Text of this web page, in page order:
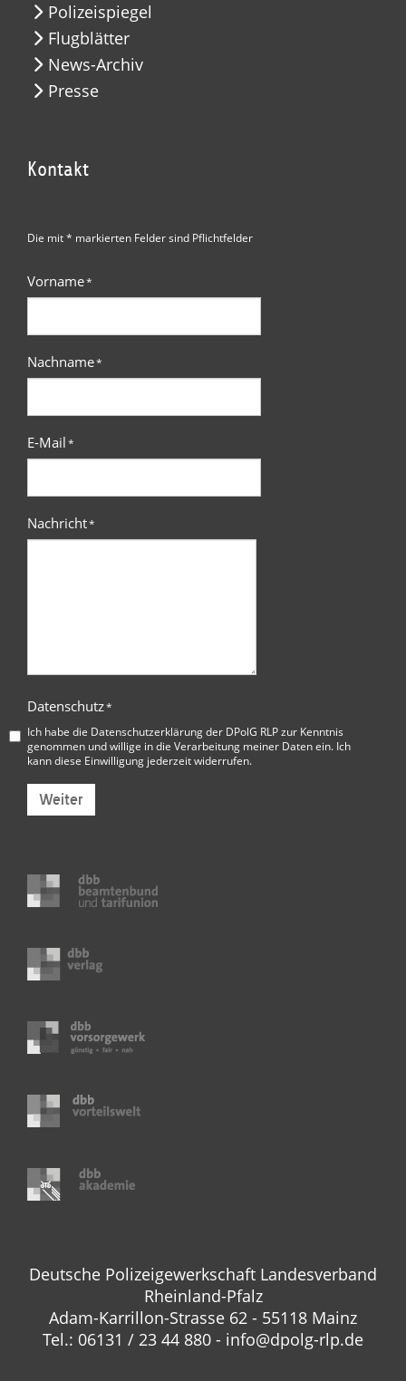
Polizeispiegel
Flugblätter
News-Archiv
Presse
Kontakt
Die mit * markierten Felder sind Pflichtfelder
Vorname*
Nachname*
E-Mail*
Nachricht*
Datenschutz*
Ich habe die Datenschutzerklärung der DPolG RLPzur Kenntnis
genommen und willige in die Verarbeitung meiner Daten ein. Ich
kann diese Einwilligung jederzeit widerrufen.
Weiter
Deutsche Polizeigewerkschaft Landesverband
Rheinland-Pfalz
Adam-Karrillon-Strasse 62 - 55118 Mainz
Tel.: 06131 / 23 44 880 - info@dpolg-rlp.de